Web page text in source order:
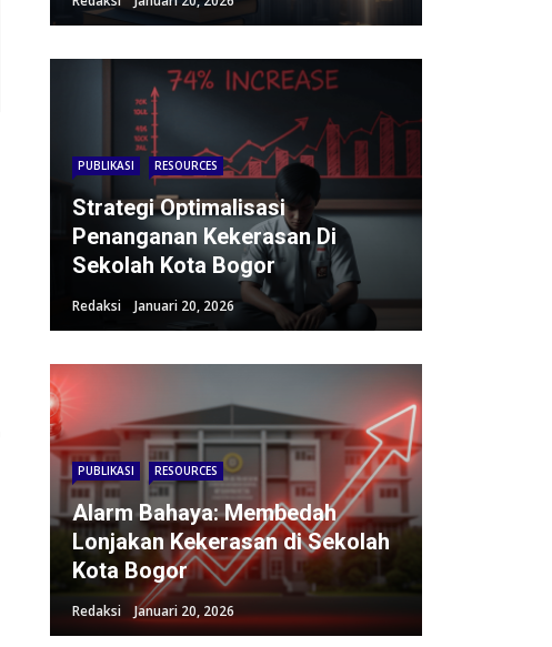
PUBLIKASI RESOURCES
Strategi Optimalisasi
Penanganan Kekerasan Di
Sekolah Kota Bogor
Redaksi Januari 20, 2026
PUBLIKASI RESOURCES
Alarm Bahaya: Membedah
Lonjakan Kekerasan di Sekolah
Kota Bogor
Redaksi Januari 20, 2026